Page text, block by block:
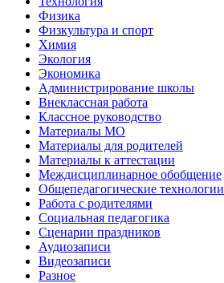
Физика
Физкультура и спорт
Химия
Экология
Экономика
Администрирование школы
Внеклассная работа
Классное руководство
Материалы МО
Материалы для родителей
Материалы к аттестации
Междисциплинарное обобщение
Общепедагогические технологии
Работа с родителями
Социальная педагогика
Сценарии праздников
Аудиозаписи
Видеозаписи
Разное